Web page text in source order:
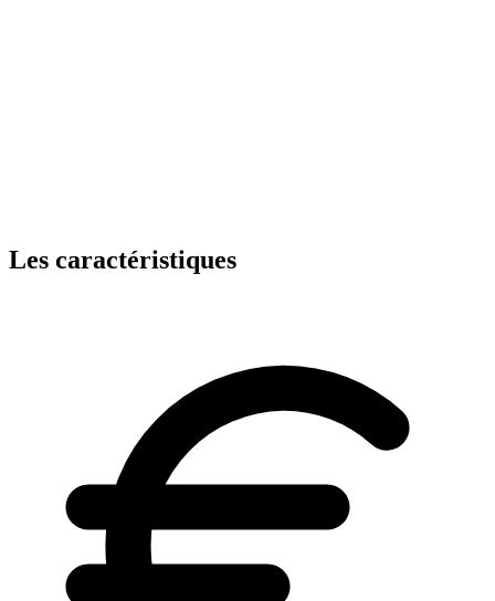
Les caractéristiques